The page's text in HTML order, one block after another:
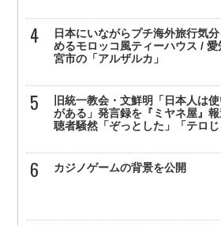
日本にいながらプチ海外旅行気
めるモロッコ風ティーハウス / 愛
宮市の「アルザルカ」
旧統一教会・文鮮明「日本人は
がある」発言録を『ミヤネ屋』
聴者騒然「ぞっとした」「テロじ
カジノゲームの背景を公開